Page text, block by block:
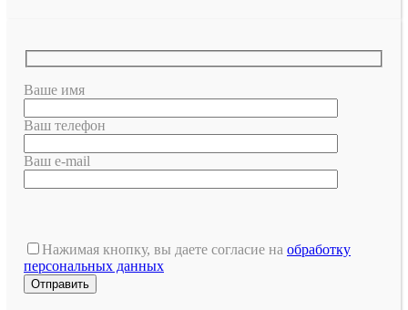
Ваше имя
Ваш телефон
Ваш e-mail
это
поле
пустым.
Нажимая кнопку, вы даете согласие на обработку
персональных данных